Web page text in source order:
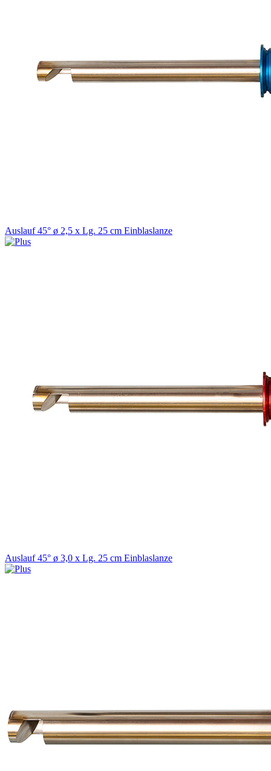
Auslauf 45° ø 2,5 x Lg. 25 cm Einblaslanze
Auslauf 45° ø 3,0 x Lg. 25 cm Einblaslanze